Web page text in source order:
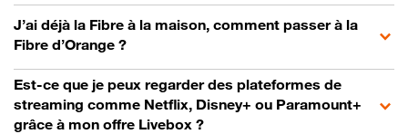
J’ai déjà la Fibre à la maison, comment passer à la
Fibre d’Orange ?
Est-ce que je peux regarder des plateformes de
streaming comme Netflix, Disney+ ou Paramount+
grâce à mon offre Livebox ?